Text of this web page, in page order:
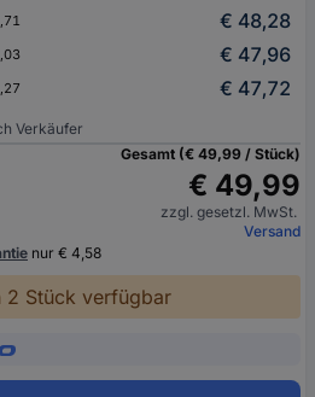
€ 48,28
€ 47,96
€ 47,72
Verkäufer
Gesamt (€ 49,99 / Stück)
€ 49,99
zzgl. gesetzl. MwSt.
Versand
nur € 4,58
2 Stück verfügbar